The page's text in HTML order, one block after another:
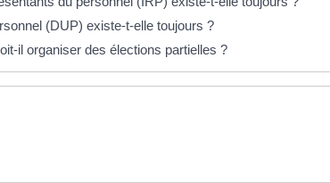
(DUP) existe-t-elle toujours ?
il organiser des élections partielles ?